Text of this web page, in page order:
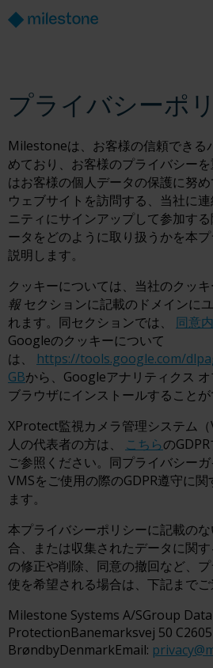
プライバシーポ
Milestoneは、お客様の信頼できる
めており、お客様のプライバシー
はお客様の個人データの保護に努
ウェブサイトを訪問する、当社に
ニティにサインアップして参加す
ータをどのように取り扱うかを本
説明します。
クッキーについては、当社のクッ
報 セクションに記載のドメインに
れます。同セクションでは、
同意
Googleのクッキーについて
は、
https://tools.google.com/
GBから、Googleアナリティクス
ブラウザにインストールすることが
XProtect監視カメラ管理システム
人の代表者の方は、
こちらの
ご参照ください。同プライバシー
VMSをご使用の際のGDPR遵守に
ます。
本プライバシーポリシーに記載の
合、または収集されたデータに関
の修正や削除、同意の撤回など、
使を希望される場合は、下記までご
Milestone Systems A/SGroup Data
ProtectionBanemarksvej 50 C2605
BrøndbyDenmarkEmail: